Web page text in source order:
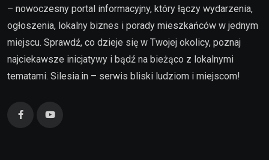
– nowoczesny portal informacyjny, który łączy wydarzenia,
ogłoszenia, lokalny biznes i porady mieszkańców w jednym
miejscu. Sprawdź, co dzieje się w Twojej okolicy, poznaj
najciekawsze inicjatywy i bądź na bieżąco z lokalnymi
tematami. Silesia.in – serwis bliski ludziom i miejscom!